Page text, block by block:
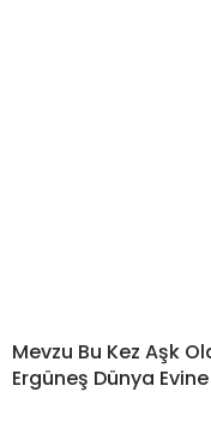
Mevzu Bu Kez Aşk
Ergüneş Dünya Evine